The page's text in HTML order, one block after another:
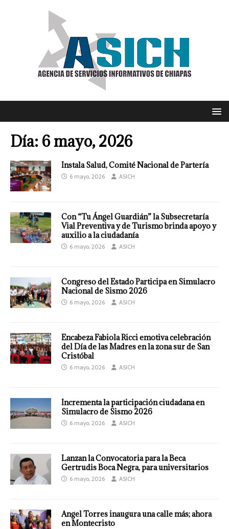
Día: 6 mayo, 2026
Instala Salud, Comité Nacional de Partería
6 mayo, 2026 ASICH
Con “Tu Ángel Guardián” la Subsecretaría
Vial Preventiva y de Turismo brinda apoyo y
auxilio a la ciudadanía
6 mayo, 2026 ASICH
Congreso del Estado Participa en Simulacro
Nacional de Sismo 2026
6 mayo, 2026 ASICH
Encabeza Fabiola Ricci emotiva celebración
del Día de las Madres en la zona sur de San
Cristóbal
6 mayo, 2026 ASICH
Incrementa la participación ciudadana en
Simulacro de Sismo 2026
6 mayo, 2026 ASICH
Lanzan la Convocatoria para la Beca
Gertrudis Boca Negra, para universitarios
6 mayo, 2026 ASICH
Angel Torres inaugura una calle más; ahora
en Montecristo